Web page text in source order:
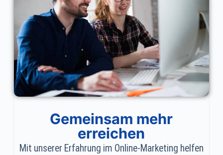
Gemeinsam mehr
erreichen
Mit unserer Erfahrung im Online-Marketing helfen